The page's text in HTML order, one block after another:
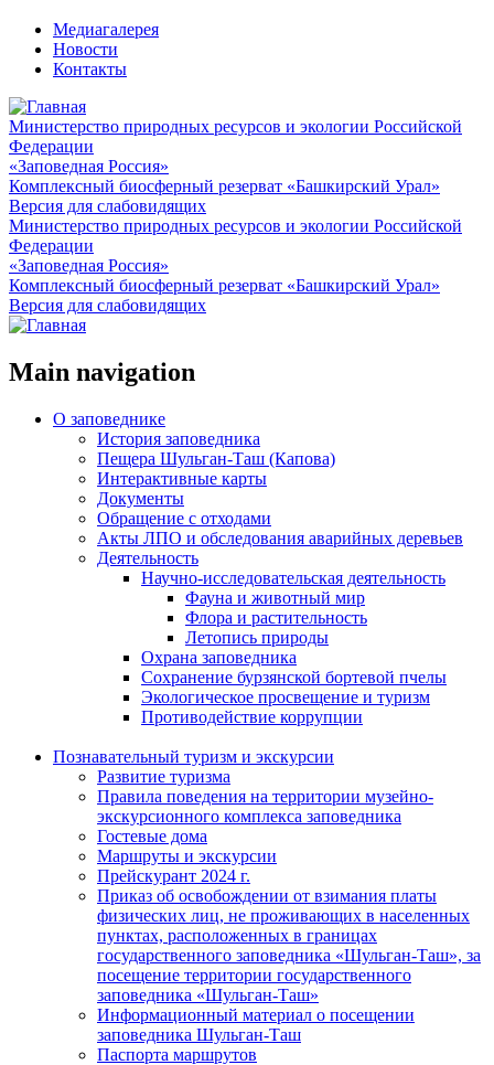
Медиагалерея
Новости
Контакты
Министерство природных ресурсов и экологии Российской
Федерации
«Заповедная Россия»
Комплексный биосферный резерват «Башкирский Урал»
Версия для слабовидящих
Министерство природных ресурсов и экологии Российской
Федерации
«Заповедная Россия»
Комплексный биосферный резерват «Башкирский Урал»
Версия для слабовидящих
Main navigation
О заповеднике
История заповедника
Пещера Шульган-Таш (Капова)
Интерактивные карты
Документы
Обращение с отходами
Акты ЛПО и обследования аварийных деревьев
Деятельность
Научно-исследовательская деятельность
Фауна и животный мир
Флора и растительность
Летопись природы
Охрана заповедника
Сохранение бурзянской бортевой пчелы
Экологическое просвещение и туризм
Противодействие коррупции
Познавательный туризм и экскурсии
Развитие туризма
Правила поведения на территории музейно-
экскурсионного комплекса заповедника
Гостевые дома
Маршруты и экскурсии
Прейскурант 2024 г.
Приказ об освобождении от взимания платы
физических лиц, не проживающих в населенных
пунктах, расположенных в границах
государственного заповедника «Шульган-Таш», за
посещение территории государственного
заповедника «Шульган-Таш»
Информационный материал о посещении
заповедника Шульган-Таш
Паспорта маршрутов